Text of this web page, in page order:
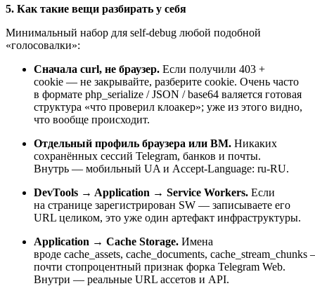
5. Как такие вещи разбирать у себя
Минимальный набор для self‑debug любой подобной
«голосовалки»:
Сначала curl, не браузер. Если получили 403 +
cookie — не закрывайте, разберите cookie. Очень часто
в формате php_serialize / JSON / base64 валяется готовая
структура «что проверил клоакер»; уже из этого видно,
что вообще происходит.
Отдельный профиль браузера или ВМ. Никаких
сохранённых сессий Telegram, банков и почты.
Внутрь — мобильный UA и Accept‑Language: ru‑RU.
DevTools → Application → Service Workers. Если
на странице зарегистрирован SW — записываете его
URL целиком, это уже один артефакт инфраструктуры.
Application → Cache Storage. Имена
вроде cache_assets, cache_documents,
почти стопроцентный признак форка Telegram Web.
Внутри — реальные URL ассетов и API.